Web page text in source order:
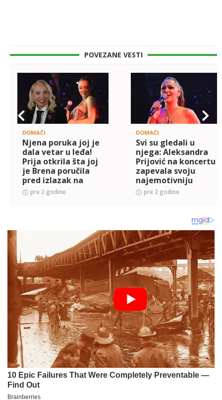
POVEZANE VESTI
DOMAĆI
Njena poruka joj je
dala vetar u leđa!
Prija otkrila šta joj
je Brena poručila
pred izlazak na
binu: Značilo mi je....
pre 2 godine
DOMAĆI
Svi su gledali u
njega: Aleksandra
Prijović na koncertu
zapevala svoju
najemotivniju
baladu, a evo šta je
za to vreme radio
pre 2 godine